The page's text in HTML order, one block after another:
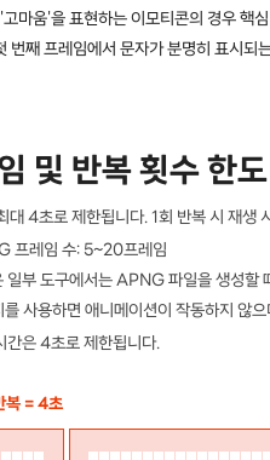
마움'을 표현하는 이모티콘의 경우 핵
번째 프레임에서 문자가 분명히 표시
및 반복 횟수 한도
대 4초로 제한됩니다. 1회 반복 시 재
프레임 수: 5~20프레임
도구에서는 APNG 파일을 생성할
사용하면 애니메이션이 작동하지 않
간은 4초로 제한됩니다.
복 = 4초